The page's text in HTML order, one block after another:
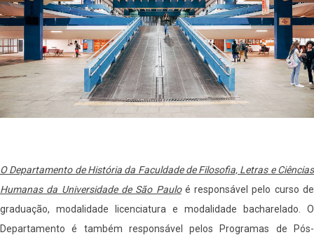
O Departamento de História da Faculdade de Filosofia, Letras e Ciências
Humanas da Universidade de São Pauloé responsável pelo curso de
graduação, modalidade licenciatura e modalidade bacharelado. O
Departamento é também responsável pelos Programas de Pós-